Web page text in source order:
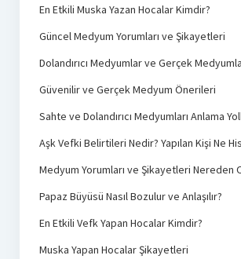
En Etkili Muska Yazan Hocalar Kimdir?
Güncel Medyum Yorumları ve Şikayetleri
Dolandırıcı Medyumlar ve Gerçek
Güvenilir ve Gerçek Medyum Önerileri
Sahte ve Dolandırıcı Medyumları Anlama
Aşk Vefki Belirtileri Nedir? Yapılan Kişi Ne
Medyum Yorumları ve Şikayetleri Nereden
Papaz Büyüsü Nasıl Bozulur ve Anlaşılır?
En Etkili Vefk Yapan Hocalar Kimdir?
Muska Yapan Hocalar Şikayetleri